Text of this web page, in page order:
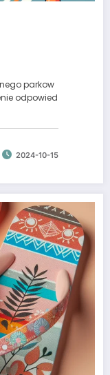
parkow
odpowied
2024-10-15